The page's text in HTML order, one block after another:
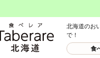
北海道のお
で！
食